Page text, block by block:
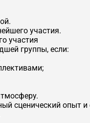
участия.
участия
группы, если:
сценический опыт и